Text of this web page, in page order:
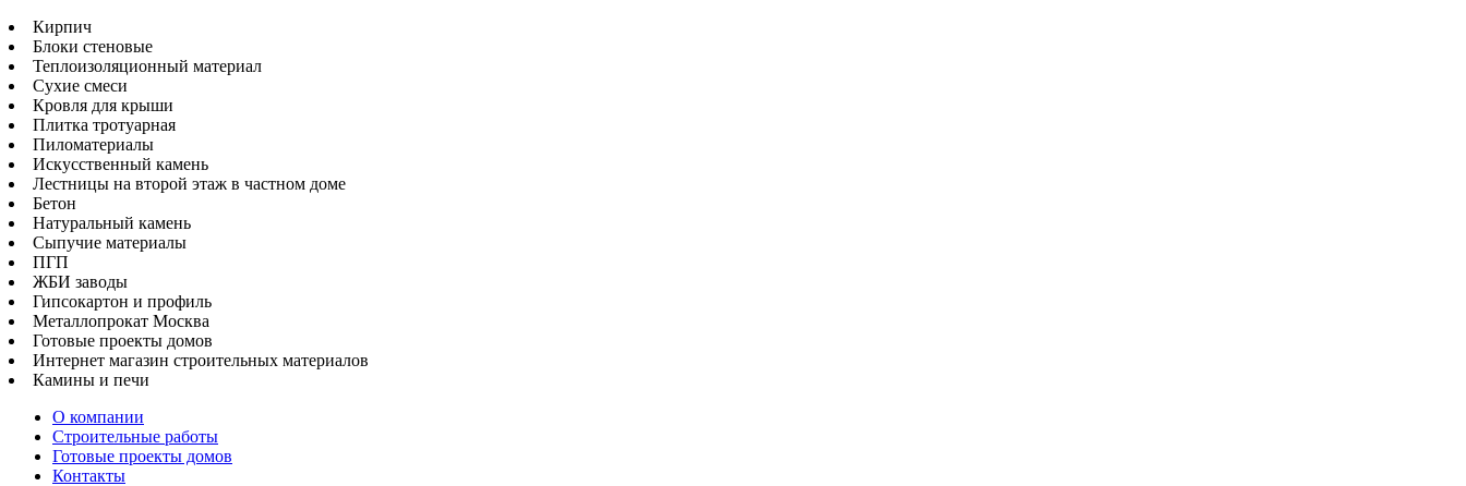
Кирпич
Блоки стеновые
Теплоизоляционный материал
Сухие смеси
Кровля для крыши
Плитка тротуарная
Пиломатериалы
Искусственный камень
Лестницы на второй этаж в частном доме
Бетон
Натуральный камень
Сыпучие материалы
ПГП
ЖБИ заводы
Гипсокартон и профиль
Металлопрокат Москва
Готовые проекты домов
Интернет магазин строительных материалов
Камины и печи
О компании
Строительные работы
Готовые проекты домов
Контакты